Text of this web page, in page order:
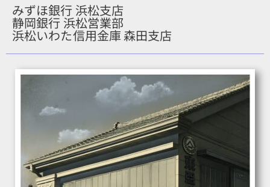
みずほ銀行 浜松支店
静岡銀行 浜松営業部
浜松いわた信用金庫 森田支店